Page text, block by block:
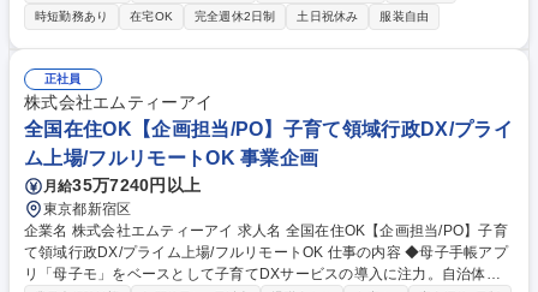
に向けた企画・推進を担っていただきます。 各事業部の責任者や事業部
門、コーポレート部門と密接に連携し、事業運営における意思決定を支援
することで、重要な経営課題の特定から課題解決の推進までを担います。
また、経営管理のスペシャリストとしてP/LやKPIの適切な管理を通じて、
ローカル・UGC領域の持続的な成長を支援していただきます。 ※その他
業務詳細は求人下部に記載 募集職種 経営企画・事業管理/ローカル・UGC
(「Yahoo!マップ」「Yahoo!知恵袋」など)
時短勤務あり
在宅OK 完全週休2日制 土日祝休み 服装自由
正社員
株式会社エムティーアイ
全国在住OK【企画担当/PO】子育て領域行政DX/プライ
ム上場/フルリモートOK 事業企画
月給35万7240円以上
東京都新宿区
企業名 株式会社エムティーアイ 求人名 全国在住OK【企画担当/PO】子育
て領域行政DX/プライム上場/フルリモートOK 仕事の内容 ◆母子手帳アプ
リ「母子モ」をベースとして子育てDXサービスの導入に注力。自治体の